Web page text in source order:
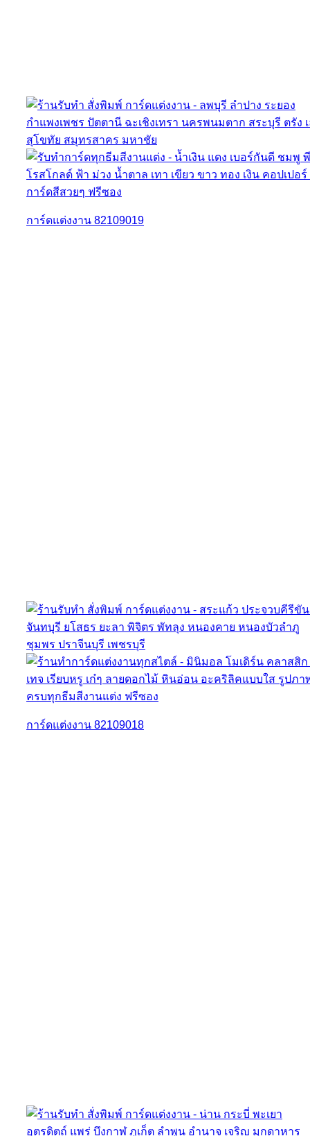
การ์ดแต่งงาน 82109019
การ์ดแต่งงาน 82109018